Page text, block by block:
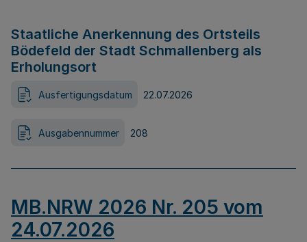
Staatliche Anerkennung des Ortsteils
Bödefeld der Stadt Schmallenberg als
Erholungsort
Ausfertigungsdatum 22.07.2026
Ausgabennummer 208
MB.NRW 2026 Nr. 205 vom
24.07.2026